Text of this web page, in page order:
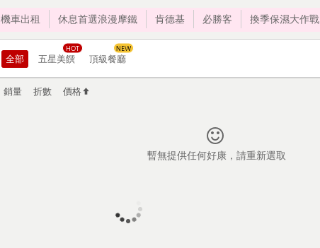
機車出租 休息首選浪漫摩鐵 肯德基 必勝客 換季保濕大作戰
全部 五星美饌 頂級餐廳
銷量 折數 價格
暫無提供任何好康，請重新選取